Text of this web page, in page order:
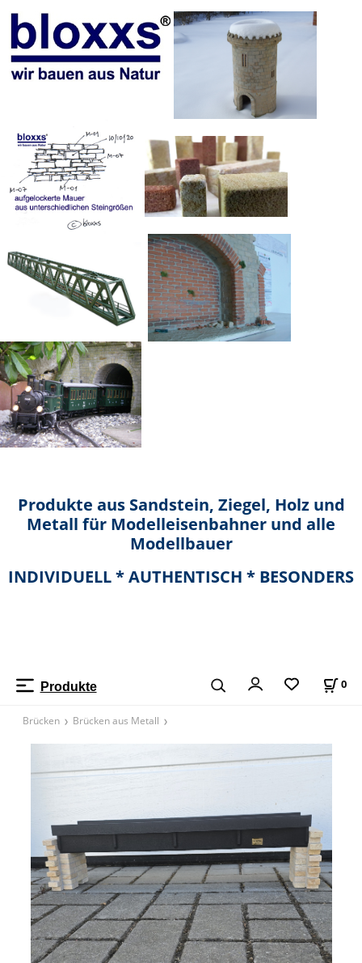
Produkte aus Sandstein, Ziegel, Holz und
Metall für Modelleisenbahner und alle
Modellbauer
INDIVIDUELL * AUTHENTISCH * BESONDERS
Produkte 0
Brücken Brücken aus Metall